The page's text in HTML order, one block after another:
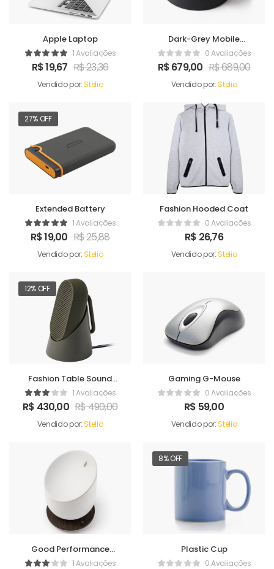
Apple Laptop
1 Avaliações
R$19,67 R$23,36
Vendido por:Stelio
Dark-Grey Mobile
Charger0 Avaliações
R$679,00 R$689,00
Vendido por:Stelio
27% OFF
Extended Battery
1 Avaliações
R$19,00 R$25,88
Vendido por:Stelio
Fashion Hooded Coat
0 Avaliações
R$ 26,76
Vendido por:Stelio
12% OFF
Fashion Table Sound
Maker1 Avaliações
R$ 430,00 R$490,00
Vendido por:Stelio
Gaming G-Mouse
0 Avaliações
R$ 59,00
Vendido por:Stelio
Good Performance
Humidifer1 Avaliações
8% OFF
Plastic Cup
0 Avaliações